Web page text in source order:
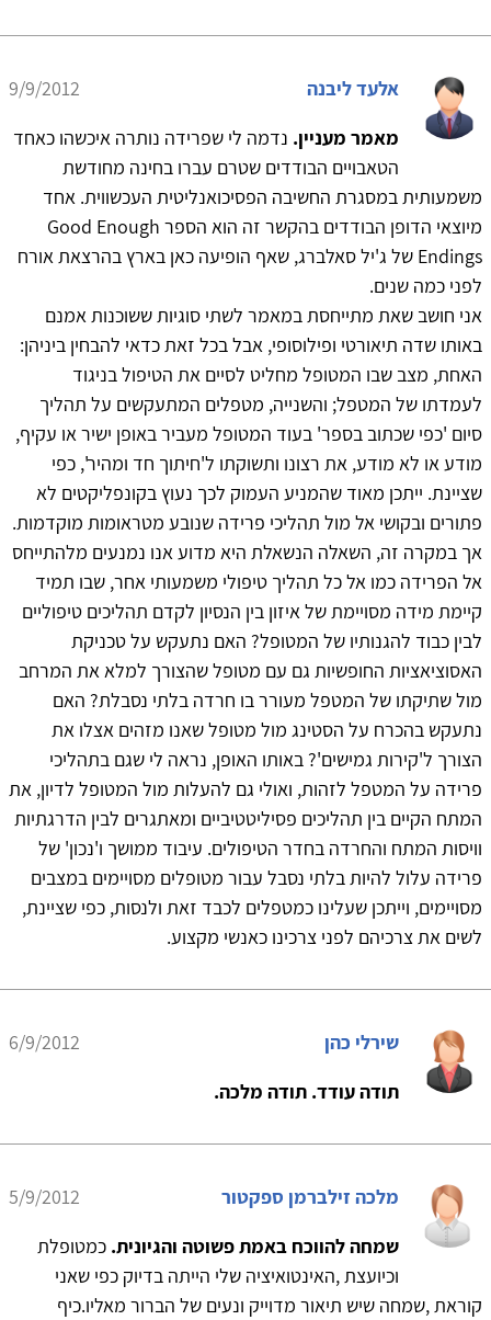
אלעד ליבנה
9/9/2012
מאמר מעניין. נדמה לי שפרידה נותרה איכשהו כאחד
הטאבויים הבודדים שטרם עברו בחינה מחודשת
משמעותית במסגרת החשיבה הפסיכואנליטית העכשווית. אחד
מיוצאי הדופן הבודדים בהקשר זה הוא הספר Good Enough
Endings של ג'יל סאלברג, שאף הופיעה כאן בארץ בהרצאת אורח
לפני כמה שנים.
אני חושב שאת מתייחסת במאמר לשתי סוגיות ששוכנות אמנם
באותו שדה תיאורטי ופילוסופי, אבל בכל זאת כדאי להבחין ביניהן:
האחת, מצב שבו המטופל מחליט לסיים את הטיפול בניגוד
לעמדתו של המטפל; והשנייה, מטפלים המתעקשים על תהליך
סיום 'כפי שכתוב בספר' בעוד המטופל מעביר באופן ישיר או עקיף,
מודע או לא מודע, את רצונו ותשוקתו ל'חיתוך חד ומהיר', כפי
שציינת. ייתכן מאוד שהמניע העמוק לכך נעוץ בקונפליקטים לא
פתורים ובקושי אל מול תהליכי פרידה שנובע מטראומות מוקדמות.
אך במקרה זה, השאלה הנשאלת היא מדוע אנו נמנעים מלהתייחס
אל הפרידה כמו אל כל תהליך טיפולי משמעותי אחר, שבו תמיד
קיימת מידה מסויימת של איזון בין הנסיון לקדם תהליכים טיפוליים
לבין כבוד להגנותיו של המטופל? האם נתעקש על טכניקת
האסוציאציות החופשיות גם עם מטופל שהצורך למלא את המרחב
מול שתיקתו של המטפל מעורר בו חרדה בלתי נסבלת? האם
נתעקש בהכרח על הסטינג מול מטופל שאנו מזהים אצלו את
הצורך ל'קירות גמישים'? באותו האופן, נראה לי שגם בתהליכי
פרידה על המטפל לזהות, ואולי גם להעלות מול המטופל לדיון, את
המתח הקיים בין תהליכים פסיליטטיביים ומאתגרים לבין הדרגתיות
וויסות המתח והחרדה בחדר הטיפולים. עיבוד ממושך ו'נכון' של
פרידה עלול להיות בלתי נסבל עבור מטופלים מסויימים במצבים
מסויימים, וייתכן שעלינו כמטפלים לכבד זאת ולנסות, כפי שציינת,
לשים את צרכיהם לפני צרכינו כאנשי מקצוע.
שירלי כהן
6/9/2012
תודה עודד. תודה מלכה.
מלכה זילברמן ספקטור
5/9/2012
שמחה להווכח באמת פשוטה והגיונית. כמטופלת
וכיועצת ,האינטואיציה שלי הייתה בדיוק כפי שאני
קוראת ,שמחה שיש תיאור מדוייק ונעים של הברור מאליו.כיף